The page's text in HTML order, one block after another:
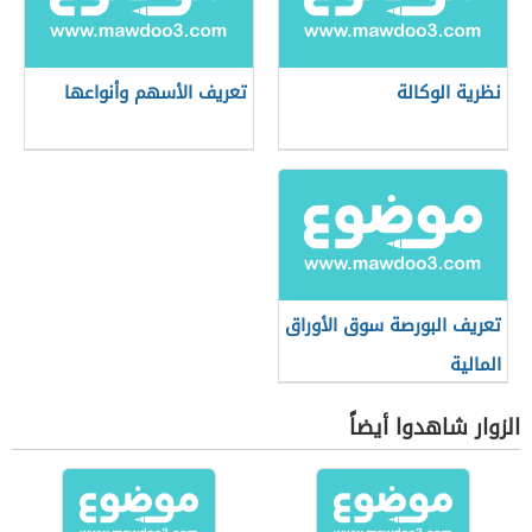
نظرية الوكالة تعريف الأسهم وأنواعها
تعريف البورصة سوق الأوراق
المالية
الزوار شاهدوا أيضاً